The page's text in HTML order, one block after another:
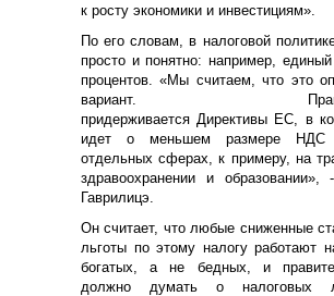
к росту экономики и инвестициям».
По его словам, в налоговой
просто и понятно: например,
процентов. «Мы считаем, что это
вариант.
придерживается Директивы ЕС, в
идет о меньшем размере НДС
отдельных сферах, к примеру, на
здравоохранении и образовании»,
Гаврилицэ.
Он считает, что любые сниженные
льготы по этому налогу работают
богатых, а не бедных, и
должно думать о налоговых